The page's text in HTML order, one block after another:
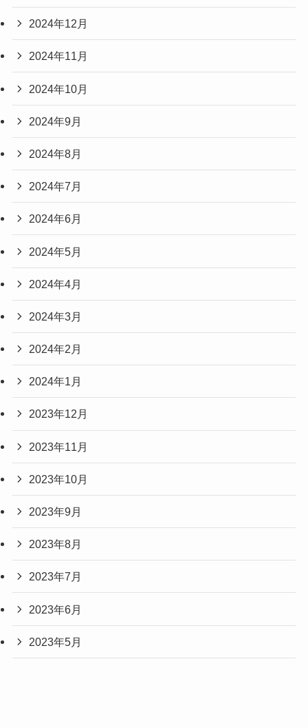
2024年12月
2024年11月
2024年10月
2024年9月
2024年8月
2024年7月
2024年6月
2024年5月
2024年4月
2024年3月
2024年2月
2024年1月
2023年12月
2023年11月
2023年10月
2023年9月
2023年8月
2023年7月
2023年6月
2023年5月